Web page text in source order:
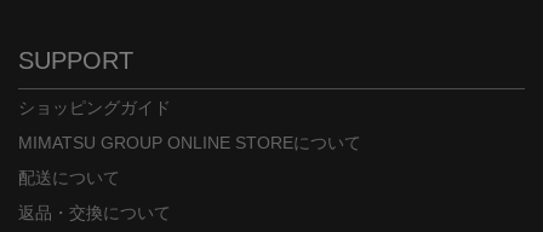
SUPPORT
ショッピングガイド
MIMATSU GROUP ONLINE STOREについて
配送について
返品・交換について